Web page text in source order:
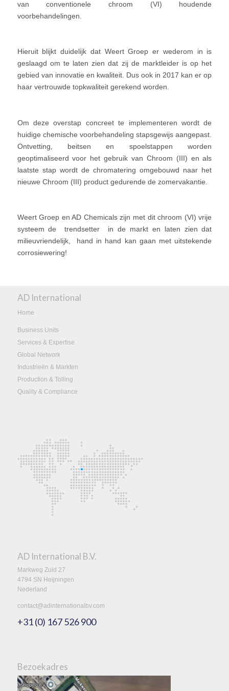
van conventionele chroom (VI) houdende
voorbehandelingen.
Hieruit blijkt duidelijk dat Weert Groep er wederom in is
geslaagd om te laten zien dat zij de marktleider is op het
gebied van innovatie en kwaliteit. Dus ook in 2017 kan er op
haar vertrouwde topkwaliteit gerekend worden.
Om deze overstap concreet te implementeren wordt de
huidige chemische voorbehandeling stapsgewijs aangepast.
Ontvetting, beitsen en spoelstappen worden
geoptimaliseerd voor het gebruik van Chroom (III) en als
laatste stap wordt de chromatering omgebouwd naar het
nieuwe Chroom (III) product gedurende de zomervakantie.
Weert Groep en AD Chemicals zijn met dit chroom (VI) vrije
systeem de trendsetter in de markt en laten zien dat
milieuvriendelijk, hand in hand kan gaan met uitstekende
corrosiewering!
AD International
Home
Business Units
Services & Expertise
Global Network
Industrieën & Markten
Production & Tolling
Quality & Compliance
AD International B.V.
Markweg Zuid 27
4794 SN Heijningen
Nederland
contact@adinternationalbv.com
+31 (0) 167 526 900
Bezoekadres